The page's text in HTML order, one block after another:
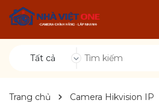
Tất cả
Trang chủ Camera Hikvision IP